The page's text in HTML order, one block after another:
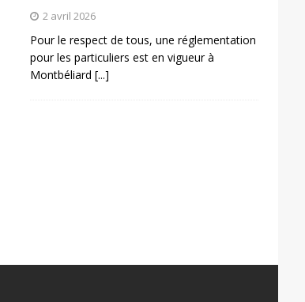
2 avril 2026
Pour le respect de tous, une réglementation
pour les particuliers est en vigueur à
Montbéliard [...]